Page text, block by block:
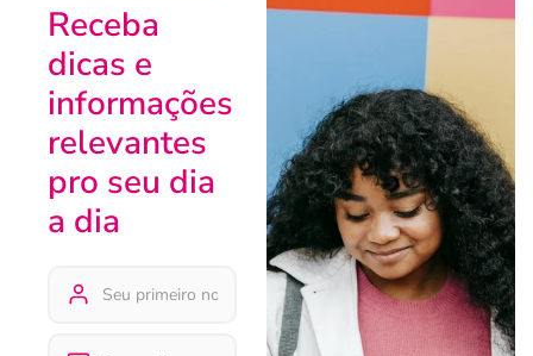
Receba
dicas e
informações
relevantes
pro seu dia
a dia